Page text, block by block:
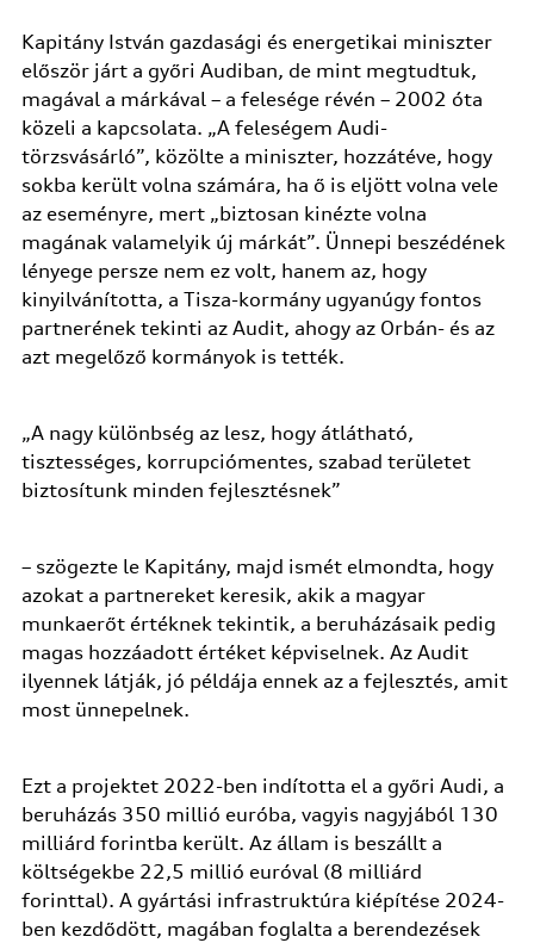
Kapitány István gazdasági és energetikai miniszter
először járt a győri Audiban, de mint megtudtuk,
magával a márkával – a felesége révén – 2002 óta
közeli a kapcsolata. „A feleségem Audi-
törzsvásárló”, közölte a miniszter, hozzátéve, hogy
sokba került volna számára, ha ő is eljött volna vele
az eseményre, mert „biztosan kinézte volna
magának valamelyik új márkát”. Ünnepi beszédének
lényege persze nem ez volt, hanem az, hogy
kinyilvánította, a Tisza-kormány ugyanúgy fontos
partnerének tekinti az Audit, ahogy az Orbán- és az
azt megelőző kormányok is tették.
„A nagy különbség az lesz, hogy átlátható,
tisztességes, korrupciómentes, szabad területet
biztosítunk minden fejlesztésnek”
– szögezte le Kapitány, majd ismét elmondta, hogy
azokat a partnereket keresik, akik a magyar
munkaerőt értéknek tekintik, a beruházásaik pedig
magas hozzáadott értéket képviselnek. Az Audit
ilyennek látják, jó példája ennek az a fejlesztés, amit
most ünnepelnek.
Ezt a projektet 2022-ben indította el a győri Audi, a
beruházás 350 millió euróba, vagyis nagyjából 130
milliárd forintba került. Az állam is beszállt a
költségekbe 22,5 millió euróval (8 milliárd
forinttal). A gyártási infrastruktúra kiépítése 2024-
ben kezdődött, magában foglalta a berendezések